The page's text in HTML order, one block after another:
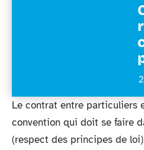
Le contrat entre particuliers
convention qui doit se faire
(respect des principes de